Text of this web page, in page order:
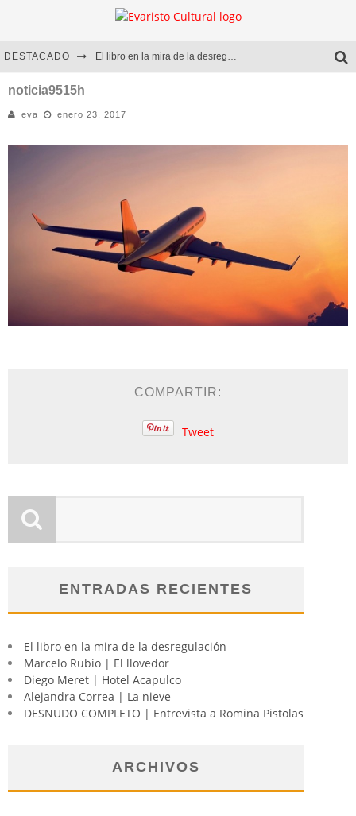
DESTACADO El libro en la mira de la desregulación
Diego Meret | Hotel Acapulco
noticia9515h
eva enero 23, 2017
COMPARTIR:
Tweet
ENTRADAS RECIENTES
El libro en la mira de la desregulación
Marcelo Rubio | El llovedor
Diego Meret | Hotel Acapulco
Alejandra Correa | La nieve
DESNUDO COMPLETO | Entrevista a Romina Pistolas
ARCHIVOS